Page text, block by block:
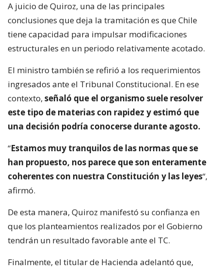
A juicio de Quiroz, una de las principales
conclusiones que deja la tramitación es que Chile
tiene capacidad para impulsar modificaciones
estructurales en un periodo relativamente acotado.
El ministro también se refirió a los requerimientos
ingresados ante el Tribunal Constitucional. En ese
contexto, señaló que el organismo suele resolver
este tipo de materias con rapidez y estimó que
una decisión podría conocerse durante agosto.
“Estamos muy tranquilos de las normas que se
han propuesto, nos parece que son enteramente
coherentes con nuestra Constitución y las leyes“,
afirmó.
De esta manera, Quiroz manifestó su confianza en
que los planteamientos realizados por el Gobierno
tendrán un resultado favorable ante el TC.
Finalmente, el titular de Hacienda adelantó que,